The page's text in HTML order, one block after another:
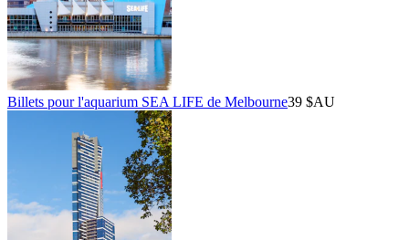
Billets pour l'aquarium SEA LIFE de Melbourne39 $AU